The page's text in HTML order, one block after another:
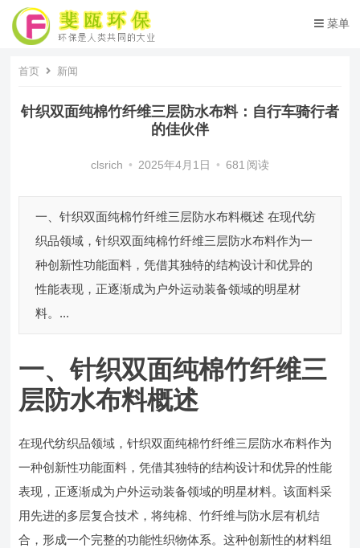
菜单
首页 新闻
针织双面纯棉竹纤维三层防水布料：自行车骑行者
的佳伙伴
clsrich • 2025年4月1日 • 681 阅读
一、针织双面纯棉竹纤维三层防水布料概述 在现代纺
织品领域，针织双面纯棉竹纤维三层防水布料作为一
种创新性功能面料，凭借其独特的结构设计和优异的
性能表现，正逐渐成为户外运动装备领域的明星材
料。...
一、针织双面纯棉竹纤维三
层防水布料概述
在现代纺织品领域，针织双面纯棉竹纤维三层防水布料作为
一种创新性功能面料，凭借其独特的结构设计和优异的性能
表现，正逐渐成为户外运动装备领域的明星材料。该面料采
用先进的多层复合技术，将纯棉、竹纤维与防水层有机结
合，形成一个完整的功能性织物体系。这种创新性的材料组